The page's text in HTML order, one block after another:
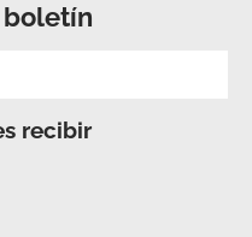
recibir